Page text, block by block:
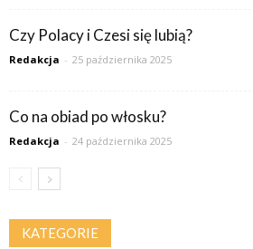
Czy Polacy i Czesi się lubią?
Redakcja - 25 października 2025
Co na obiad po włosku?
Redakcja - 24 października 2025
KATEGORIE